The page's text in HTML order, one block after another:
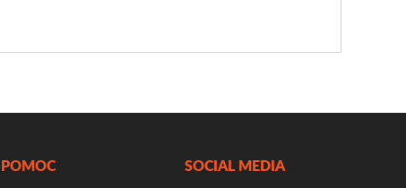
POMOC SOCIAL MEDIA